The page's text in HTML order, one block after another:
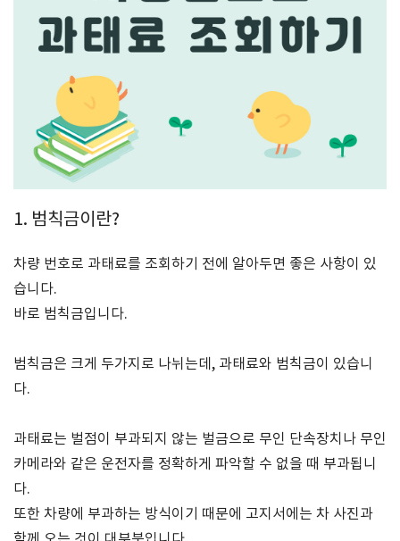
1. 범칙금이란?
차량 번호로 과태료를 조회하기 전에 알아두면 좋은 사항이 있
습니다.
바로 범칙금입니다.
범칙금은 크게 두가지로 나뉘는데, 과태료와 범칙금이 있습니
다.
과태료는 벌점이 부과되지 않는 벌금으로 무인 단속장치나 무인
카메라와 같은 운전자를 정확하게 파악할 수 없을 때 부과됩니
다.
또한 차량에 부과하는 방식이기 때문에 고지서에는 차 사진과